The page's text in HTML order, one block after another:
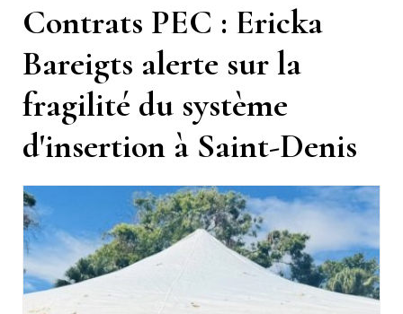
Contrats PEC : Ericka
Bareigts alerte sur la
fragilité du système
d'insertion à Saint-Denis